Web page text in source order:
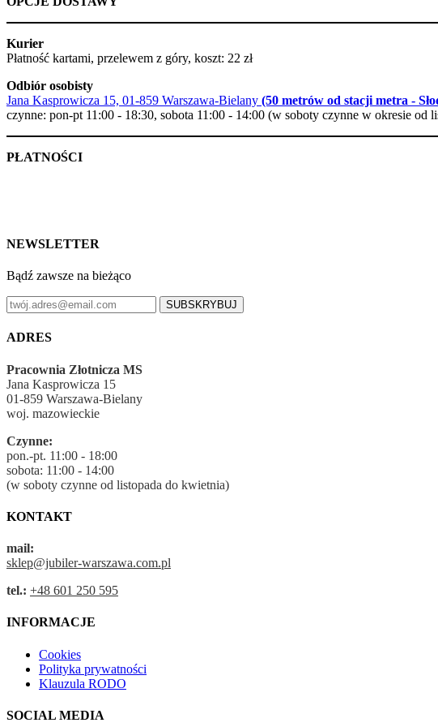
Kurier
Płatność kartami, przelewem z góry, koszt: 22 zł
Odbiór osobisty
Jana Kasprowicza 15, 01-859 Warszawa-Bielany (50 metrów od stacji metra -
czynne: pon-pt 11:00 - 18:30, sobota 11:00 - 14:00 (w soboty czynne w okresie od
PŁATNOŚCI
NEWSLETTER
Bądź zawsze na bieżąco
SUBSKRYBUJ
ADRES
Pracownia Złotnicza MS
Jana Kasprowicza 15
01-859 Warszawa-Bielany
woj. mazowieckie
Czynne:
pon.-pt. 11:00 - 18:00
sobota: 11:00 - 14:00
(w soboty czynne od listopada do kwietnia)
KONTAKT
mail:
sklep@jubiler-warszawa.com.pl
tel.: +48 601 250 595
INFORMACJE
Cookies
Polityka prywatności
Klauzula RODO
SOCIAL MEDIA